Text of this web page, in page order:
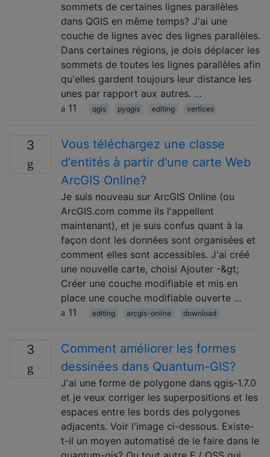
sommets de certaines lignes parallèles
dans QGIS en même temps? J'ai une
couche de lignes avec des lignes parallèles.
Dans certaines régions, je dois déplacer les
sommets de toutes les lignes parallèles afin
qu'elles gardent toujours leur distance les
unes par rapport aux autres. …
11
qgis pyqgis editing vertices
3
Vous téléchargez une classe
d'entités à partir d'une carte Web
ArcGIS Online?
Je suis nouveau sur ArcGIS Online (ou
ArcGIS.com comme ils l'appellent
maintenant), et je suis confus quant à la
façon dont les données sont organisées et
comment elles sont accessibles. J'ai créé
une nouvelle carte, choisi Ajouter -&gt;
Créer une couche modifiable et mis en
place une couche modifiable ouverte …
11
editing arcgis-online download
3
Comment améliorer les formes
dessinées dans Quantum-GIS?
J'ai une forme de polygone dans qgis-1.7.0
et je veux corriger les superpositions et les
espaces entre les bords des polygones
adjacents. Voir l'image ci-dessous. Existe-
t-il un moyen automatisé de le faire dans le